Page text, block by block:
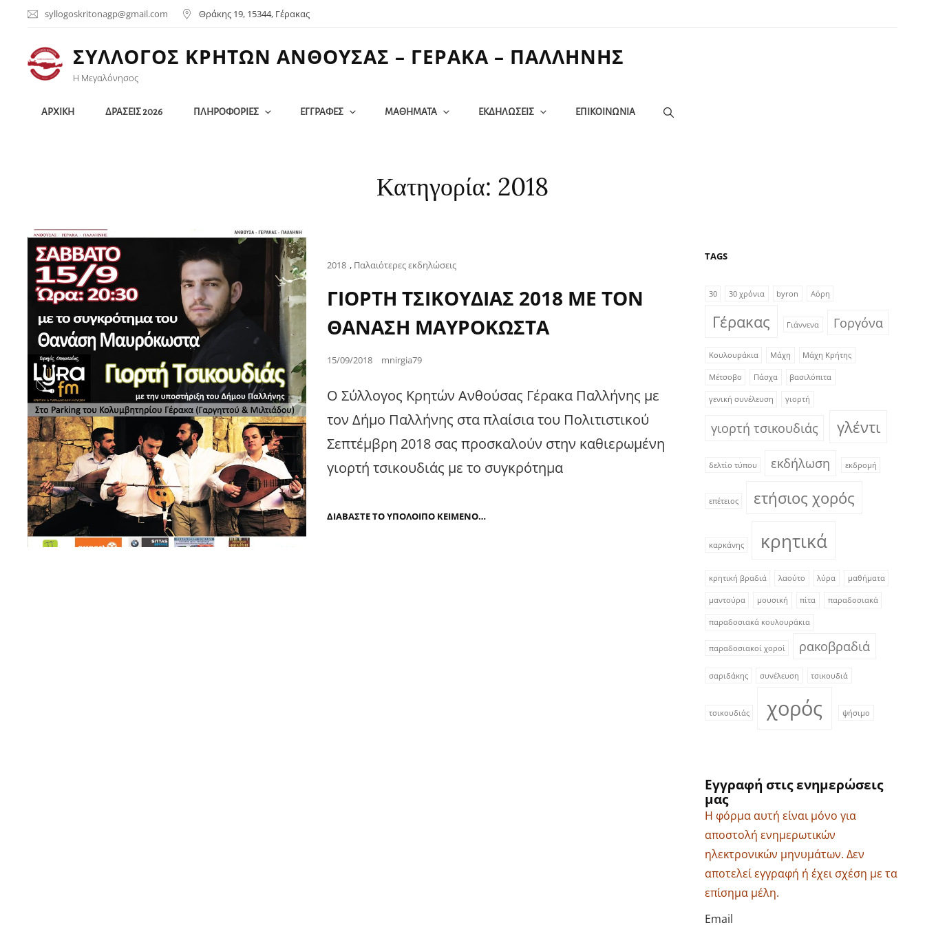
syllogoskritonagp@gmail.com Θράκης 19, 15344, Γέρακας
ΣΥΛΛΟΓΟΣ ΚΡΗΤΩΝ ΑΝΘΟΥΣΑΣ – ΓΕΡΑΚΑ – ΠΑΛΛΗΝΗΣ
Η Μεγαλόνησος
ΑΡΧΙΚΗ ΔΡΑΣΕΙΣ 2026 ΠΛΗΡΟΦΟΡΙΕΣ ΕΓΓΡΑΦΕΣ ΜΑΘΗΜΑΤΑ ΕΚΔΗΛΩΣΕΙΣ ΕΠΙΚΟΙΝΩΝΙΑ
Κατηγορία: 2018
Cat
2018 , Παλαιότερες εκδηλώσεις
ΓΙΟΡΤΗ ΤΣΙΚΟΥΔΙΑΣ 2018 ΜΕ ΤΟΝ
ΘΑΝΑΣΗ ΜΑΥΡΟΚΩΣΤΑ
Posted
15/09/2018 mnirgia79
Ο Σύλλογος Κρητών Ανθούσας Γέρακα Παλλήνης με
τον Δήμο Παλλήνης στα πλαίσια του Πολιτιστικού
Σεπτέμβρη 2018 σας προσκαλούν στην καθιερωμένη
γιορτή τσικουδιάς με το συγκρότημα
ΔΙΑΒΆΣΤΕ ΤΟ ΥΠΌΛΟΙΠΟ ΚΕΊΜΕΝΟ…ΓΙΟΡΤΗ
TAGS
30 30 χρόνια byron Αόρη
Γέρακας Γιάννενα Γοργόνα
Κουλουράκια Μάχη Μάχη Κρήτης
Μέτσοβο Πάσχα βασιλόπιτα
γενική συνέλευση γιορτή
γιορτή τσικουδιάς γλέντι
δελτίο τύπου εκδήλωση εκδρομή
επέτειος ετήσιος χορός
καρκάνης κρητικά
κρητική βραδιά λαούτο λύρα μαθήματα
μαντούρα μουσική πίτα παραδοσιακά
παραδοσιακά κουλουράκια
παραδοσιακοί χοροί ρακοβραδιά
σαριδάκης συνέλευση τσικουδιά
τσικουδιάς χορός ψήσιμο
Εγγραφή στις ενημερώσεις
μας
Η φόρμα αυτή είναι μόνο για
αποστολή ενημερωτικών
ηλεκτρονικών μηνυμάτων. Δεν
αποτελεί εγγραφή ή έχει σχέση με τα
επίσημα μέλη.
Email